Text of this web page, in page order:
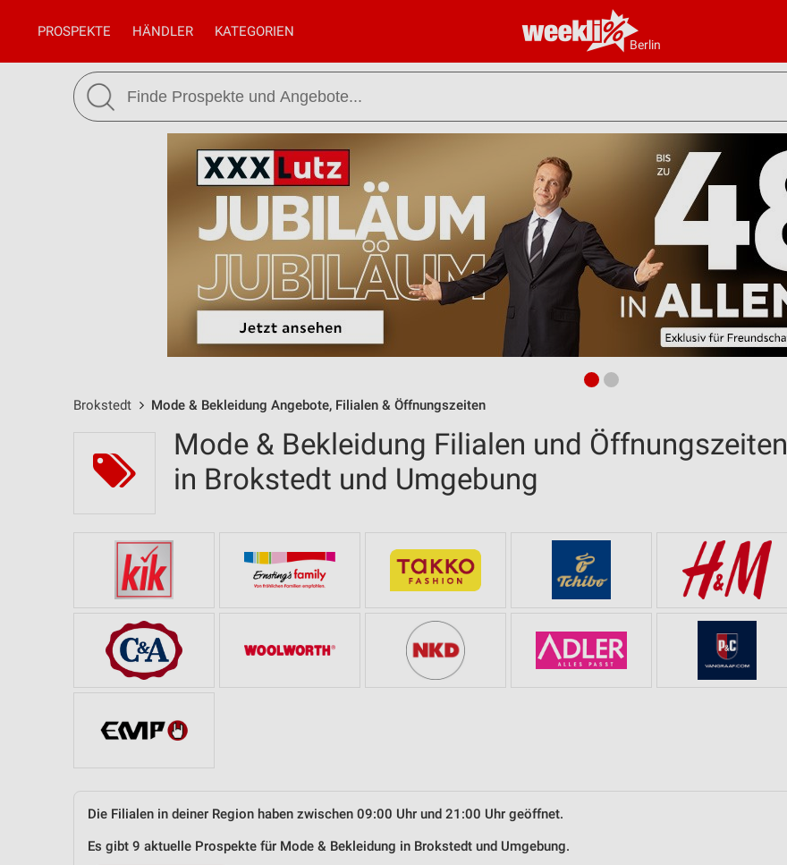
Berlin
PROSPEKTE HÄNDLER KATEGORIEN
Brokstedt Mode & Bekleidung Angebote, Filialen & Öffnungszeiten
Mode & Bekleidung Filialen und Öffnungszeiten
in Brokstedt und Umgebung
Die Filialen in deiner Region haben zwischen 09:00 Uhr und 21:00 Uhr geöffnet.
Es gibt 9 aktuelle Prospekte für Mode & Bekleidung in Brokstedt und Umgebung.